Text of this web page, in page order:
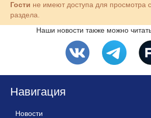
Гости не имеют доступа для просмотра
раздела.
Наши новости также можно
Навигация
Новости